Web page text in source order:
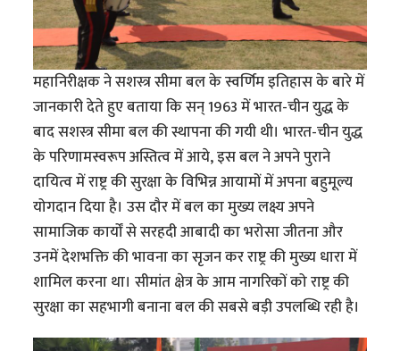
महानिरीक्षक ने सशस्त्र सीमा बल के स्वर्णिम इतिहास के बारे में
जानकारी देते हुए बताया कि सन् 1963 में भारत-चीन युद्ध के
बाद सशस्त्र सीमा बल की स्थापना की गयी थी। भारत-चीन युद्ध
के परिणामस्वरूप अस्तित्व में आये, इस बल ने अपने पुराने
दायित्व में राष्ट्र की सुरक्षा के विभिन्न आयामों में अपना बहुमूल्य
योगदान दिया है। उस दौर में बल का मुख्य लक्ष्य अपने
सामाजिक कार्यों से सरहदी आबादी का भरोसा जीतना और
उनमें देशभक्ति की भावना का सृजन कर राष्ट्र की मुख्य धारा में
शामिल करना था। सीमांत क्षेत्र के आम नागरिकों को राष्ट्र की
सुरक्षा का सहभागी बनाना बल की सबसे बड़ी उपलब्धि रही है।